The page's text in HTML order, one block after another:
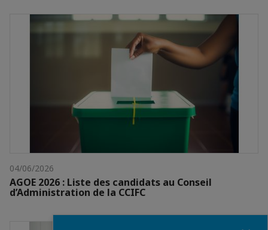
04/06/2026
AGOE 2026 : Liste des candidats au Conseil
d’Administration de la CCIFC